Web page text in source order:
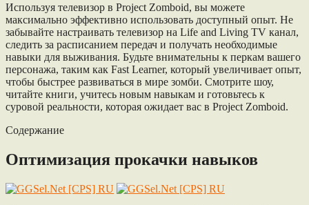
Используя телевизор в Project Zomboid, вы можете
максимально эффективно использовать доступный опыт. Не
забывайте настраивать телевизор на Life and Living TV канал,
следить за расписанием передач и получать необходимые
навыки для выживания. Будьте внимательны к перкам вашего
персонажа, таким как Fast Learner, который увеличивает опыт,
чтобы быстрее развиваться в мире зомби. Смотрите шоу,
читайте книги, учитесь новым навыкам и готовьтесь к
суровой реальности, которая ожидает вас в Project Zomboid.
Содержание
Оптимизация прокачки навыков